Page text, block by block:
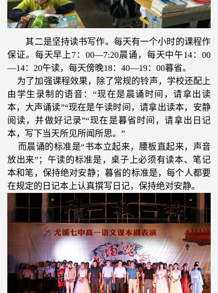
其二是坚持读书写作。每天有一个小时的课程作
保证。每天早上 7 ：00—7:20晨诵，每天中午14 ：00
—14： 20午读，每天傍晚18： 40—19： 00暮省。
为了加强课程效果，除了常规的铃声，学校还配上
由学生录制的语音：“现在是晨诵时间，请拿出读
本，大声诵读”“现在是午读时间，请拿出读本，安静
阅读，并做好记录”“现在是暮省时间，请拿出日记
本，写下当天所见所闻所思。”
而晨诵的标准是“书本立起来，腰板直起来，声音
放出来”；午读的标准是，桌子上必须有读本、笔记
本和笔，保持绝对安静；暮省的标准是，每个人都要
在规定的日记本上认真撰写日记，保持绝对安静。